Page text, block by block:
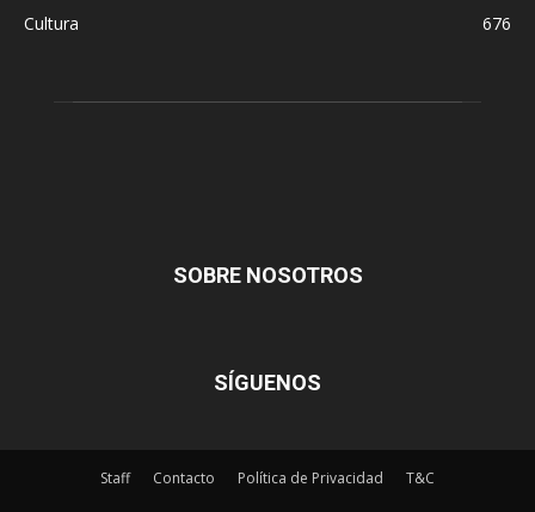
Cultura
676
SOBRE NOSOTROS
SÍGUENOS
Staff Contacto Política de Privacidad T&C